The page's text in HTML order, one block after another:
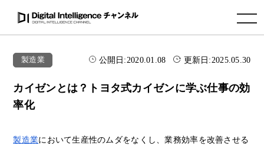
toggle navigation
製造業 公開日:2020.01.08 更新日:2025.05.30
カイゼンとは？トヨタ式カイゼンに学ぶ仕事の効
率化
製造業において生産性のムダをなくし、業務効率を改善させる